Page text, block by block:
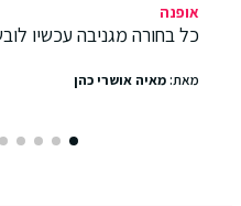
אופנה
כל בחורה מגניבה עכשיו
מאת:מאיה אושרי כהן